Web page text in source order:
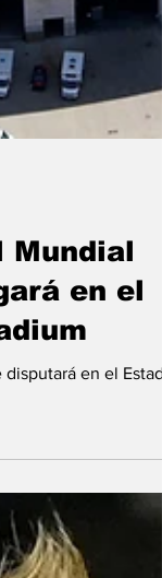
Mundial
en el
en el